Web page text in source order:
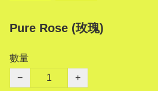
Pure Rose (玫瑰)
數量
−
+